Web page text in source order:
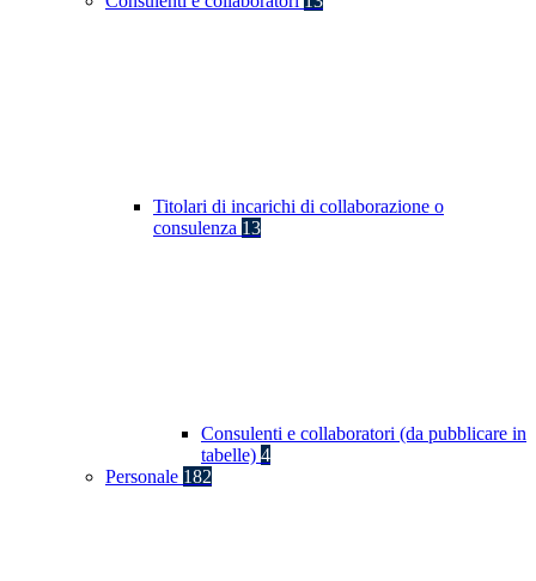
Titolari di incarichi di collaborazione o
consulenza 13
Consulenti e collaboratori (da pubblicare in
tabelle) 4
Personale 182